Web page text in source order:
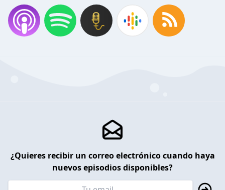
¿Quieres recibir un correo electrónico cuando haya
nuevos episodios disponibles?